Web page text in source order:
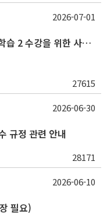
2026학년도 2학기 현장학습 1, 현장학습 2 수강을 위한 사전승인 신청 안내
27615
2026-07-01
규정 관련 안내
28171
2026-06-30
필요)
2026-06-10